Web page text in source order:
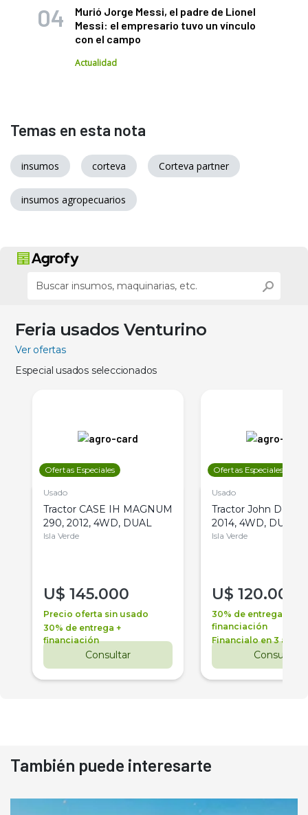
Murió Jorge Messi, el padre de Lionel
Messi: el empresario tuvo un vínculo
con el campo
Actualidad
Temas en esta nota
insumos corteva Corteva partner
insumos agropecuarios
Feria usados Venturino
Ver ofertas
Especial usados seleccionados
Ofertas Especiales
Usado
Tractor CASE IH MAGNUM
290, 2012, 4WD, DUAL
Isla Verde
U$ 145.000
Precio oferta sin usado
30% de entrega +
financiación
Consultar
Ofertas Especiales
Usado
Tractor John Deere
2014, 4WD, DUAL
Isla Verde
U$ 120.000
30% de entrega +
financiación
Financialo en 3 años
Consultar
También puede interesarte